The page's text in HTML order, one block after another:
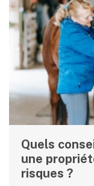
Quels
une
risques ?